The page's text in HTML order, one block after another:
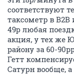
соответствуют
таксометр в В2В
49р любая
акция, у тех же
району за 60-
Гетт
Сатурн вообще,